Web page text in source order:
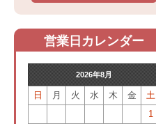
営業日カレンダー
2026年8月
日 月 火 水 木 金
土
1